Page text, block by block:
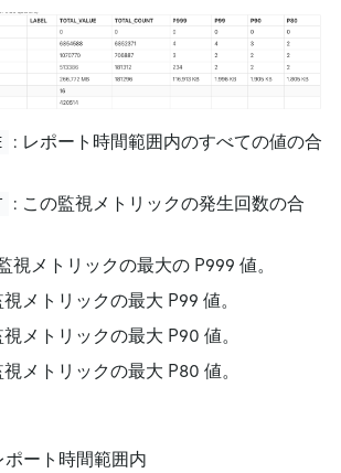
: レポート時間範囲内のすべての値の合
: この監視メトリックの発生回数の合
視メトリックの最大の P999 値。
メトリックの最大 P99 値。
メトリックの最大 P90 値。
メトリックの最大 P80 値。
ート時間範囲内